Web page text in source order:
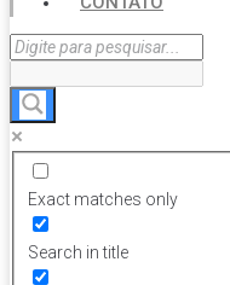
Exact matches only
Search in title